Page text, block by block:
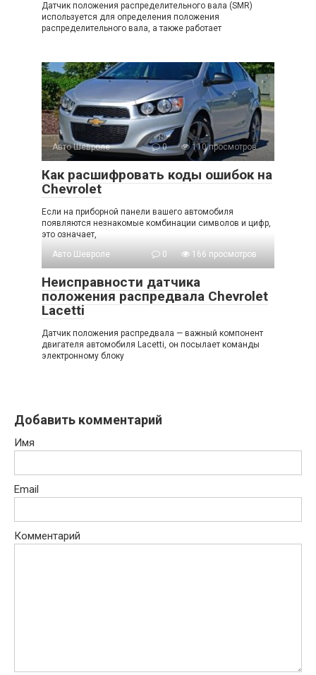
Датчик положения распределительного вала (SMR)
используется для определения положения
распределительного вала, а также работает
Авто Шевроле 0 110 просмотров
Как расшифровать коды ошибок на
Chevrolet
Если на приборной панели вашего автомобиля
появляются незнакомые комбинации символов и цифр,
это означает,
Авто Шевроле
0 166 просмотров
Неисправности датчика
положения распредвала Chevrolet
Lacetti
Датчик положения распредвала — важный компонент
двигателя автомобиля Lacetti, он посылает команды
электронному блоку
Добавить комментарий
Имя
Email
Комментарий